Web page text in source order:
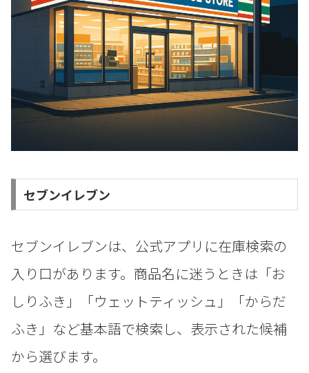
セブンイレブン
セブンイレブンは、公式アプリに在庫検索の
入り口があります。商品名に迷うときは「お
しりふき」「ウェットティッシュ」「からだ
ふき」など基本語で検索し、表示された候補
から選びます。